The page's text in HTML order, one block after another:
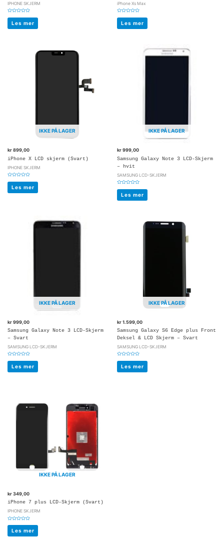
IPHONE SKJERM
Vurdert
av
5
Les mer
iPhone Xs Max
Vurdert
av
5
Les mer
IKKE PÅ LAGER
kr899,00
iPhone X LCD skjerm (Svart)
IPHONE SKJERM
Vurdert
av
5
Les mer
IKKE PÅ LAGER
kr999,00
Samsung Galaxy Note 3 LCD-Skjerm
– hvit
SAMSUNG LCD-SKJERM
Vurdert
av
5
Les mer
IKKE PÅ LAGER
kr999,00
Samsung Galaxy Note 3 LCD-Skjerm
– Svart
SAMSUNG LCD-SKJERM
Vurdert
av
5
Les mer
IKKE PÅ LAGER
kr1.599,00
Samsung Galaxy S6 Edge plus Front
Deksel & LCD Skjerm – Svart
SAMSUNG LCD-SKJERM
Vurdert
av
5
Les mer
IKKE PÅ LAGER
kr349,00
iPhone 7 plus LCD-Skjerm (Svart)
IPHONE SKJERM
Vurdert
av
5
Les mer